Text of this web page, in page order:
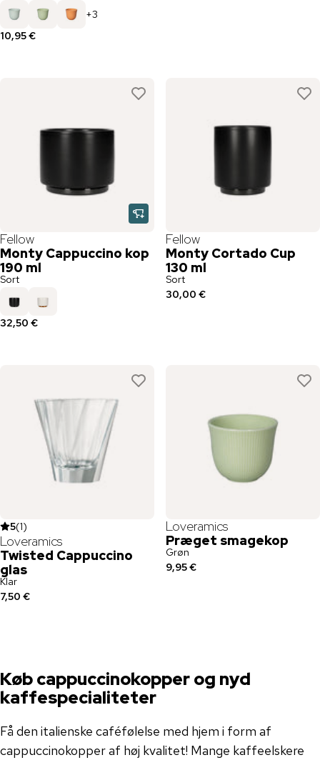
+3
10,95 €
Fellow
Monty Cappuccino kop
190 ml
Sort
32,50 €
Fellow
Monty Cortado Cup
130 ml
Sort
30,00 €
5(1)
Loveramics
Twisted Cappuccino
glas
Klar
7,50 €
Loveramics
Præget smagekop
Grøn
9,95 €
Køb cappuccinokopper og nyd
kaffespecialiteter
Få den italienske caféfølelse med hjem i form af
cappuccinokopper af høj kvalitet! Mange kaffeelskere